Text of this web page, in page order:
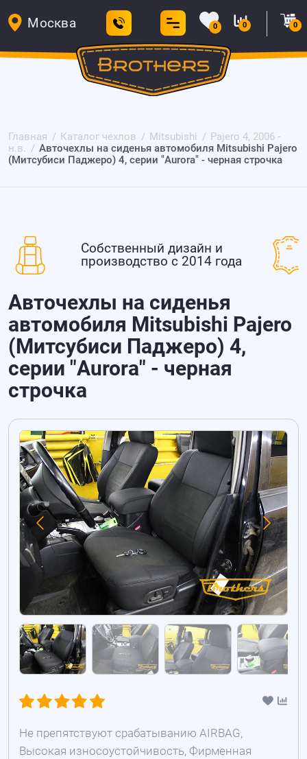
Москва 0 0 0
Главная Каталог чехлов Mitsubishi
Pajero 4, 2006 -
н.в.
Авточехлы на сиденья автомобиля Mitsubishi Pajero
(Митсубиси Паджеро) 4, серии "Aurora" - черная строчка
Собственный дизайн и
производство с 2014 года
Авточехлы на сиденья
автомобиля Mitsubishi Pajero
(Митсубиси Паджеро) 4,
серии "Aurora" - черная
строчка
Не препятствуют срабатыванию AIRBAG,
Высокая износоустойчивость, Фирменная